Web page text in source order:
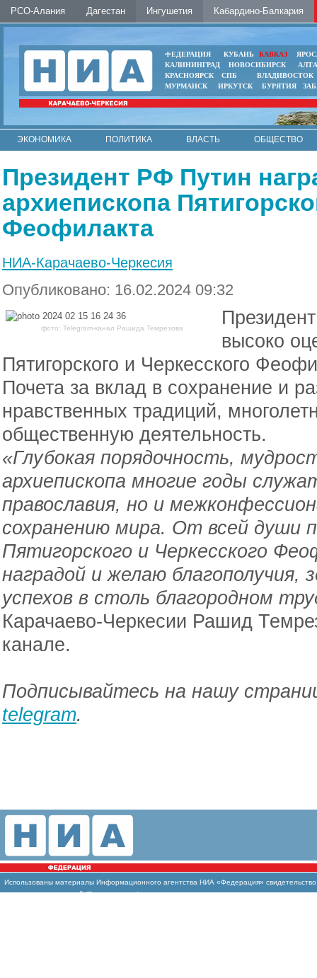
РСО-Алания Дагестан Ингушетия Кабардино-Балкария
ФЕДЕРАЦИЯ КУБАНЬ КАВКАЗ
КАЛИНИНГРАД
НОВОСИБИРСК
КРАСНОЯРСК
СПБ
ВЛАДИВОСТОК
МУРМАНСК
ИРКУТСК БУРЯТИЯ
ЭКОНОМИКА ПОЛИТИКА ВЛАСТЬ
ОБЩЕСТВО
Президент РФ Путин
архиепископа
Феофилакта
НИА-Карачаево-Черкесия
Опубликовано: 16.02.2024 09:32
фото: Telegram-канал Рашида Темрезова
высоко
Пятигорского и Черкесского
Почета за вклад в сохранение и
нравственных традиций,
общественную деятельность.
«Глубокая порядочность,
архиепископа многие годы
православия, но и
сохранению мира. От всей души
Пятигорского и Черкесского
наградой и желаю благополучия,
успехов в столь благородном
Карачаево-Черкесии Рашид
канале.
Подписывайтесь на нашу
telegram.
Использованы материалы Информационного агентства НИА «Федерация»
массовых коммуникаций (Роскомнадзор)